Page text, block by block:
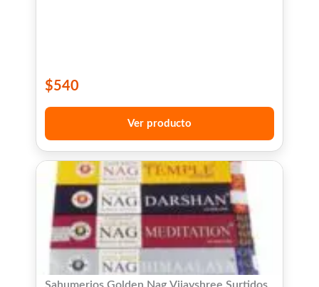
$540
Ver producto
Sahumerios Golden Nag Vijayshree Surtidos